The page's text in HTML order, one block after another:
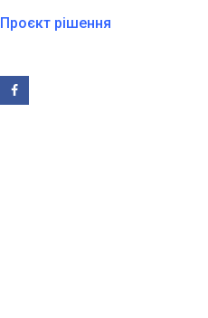
Проєкт рішення